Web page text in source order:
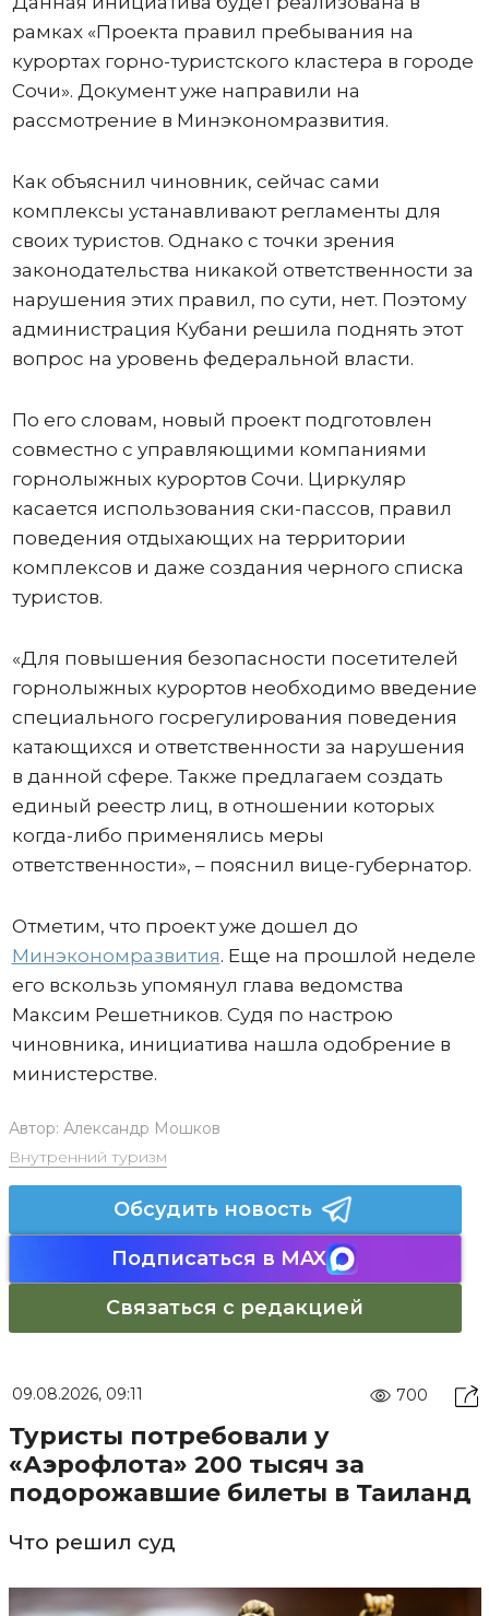
рамках «Проекта правил пребывания на
курортах горно-туристского кластера в городе
Сочи». Документ уже направили на
рассмотрение в Минэкономразвития.
Как объяснил чиновник, сейчас сами
комплексы устанавливают регламенты для
своих туристов. Однако с точки зрения
законодательства никакой ответственности за
нарушения этих правил, по сути, нет. Поэтому
администрация Кубани решила поднять этот
вопрос на уровень федеральной власти.
По его словам, новый проект подготовлен
совместно с управляющими компаниями
горнолыжных курортов Сочи. Циркуляр
касается использования ски-пассов, правил
поведения отдыхающих на территории
комплексов и даже создания черного списка
туристов.
«Для повышения безопасности посетителей
горнолыжных курортов необходимо введение
специального госрегулирования поведения
катающихся и ответственности за нарушения
в данной сфере. Также предлагаем создать
единый реестр лиц, в отношении которых
когда-либо применялись меры
ответственности», – пояснил вице-губернатор.
Отметим, что проект уже дошел до
Минэкономразвития. Еще на прошлой неделе
его вскользь упомянул глава ведомства
Максим Решетников. Судя по настрою
чиновника, инициатива нашла одобрение в
министерстве.
Автор: Александр Мошков
Внутренний туризм
Обсудить новость
Подписаться в MAX
Связаться с редакцией
09.08.2026, 09:11 700
Туристы потребовали у
«Аэрофлота» 200 тысяч за
подорожавшие билеты в Таиланд
Что решил суд